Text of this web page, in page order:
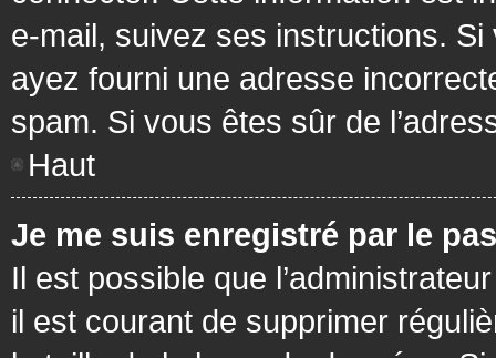
e-mail, suivez ses instructions. Si
ayez fourni une adresse
spam. Si vous êtes sûr de
Haut
Je me suis enregistré par le
Il est possible que
il est courant de supprimer